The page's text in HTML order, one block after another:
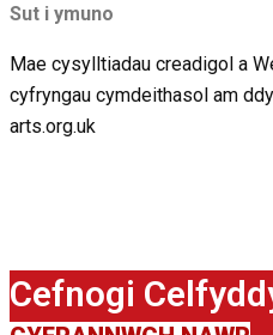
Sut i ymuno
Mae cysylltiadau creadigol a
cyfryngau cymdeithasol am
arts.org.uk
Cefnogi